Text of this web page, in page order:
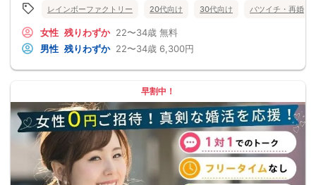
レインボーファクトリー 20代向け 30代向け バツイチ・再婚
女性 残りわずか 22〜34歳 無料
男性 残りわずか 22〜34歳 6,300円
早割中！